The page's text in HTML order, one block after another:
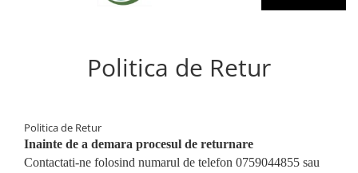
Politica de Retur
Politica de Retur
Inainte de a demara procesul de returnare
Contactati-ne folosind numarul de telefon 0759044855 sau